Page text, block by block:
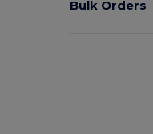
Bulk Orders